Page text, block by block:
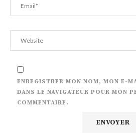
ENREGISTRER MON NOM, MON E-
DANS LE NAVIGATEUR POUR MON
COMMENTAIRE.